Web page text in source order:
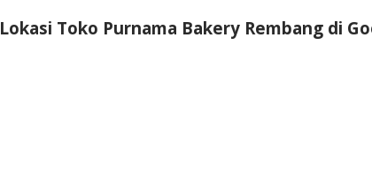
Lokasi Toko Purnama Bakery Rembang di